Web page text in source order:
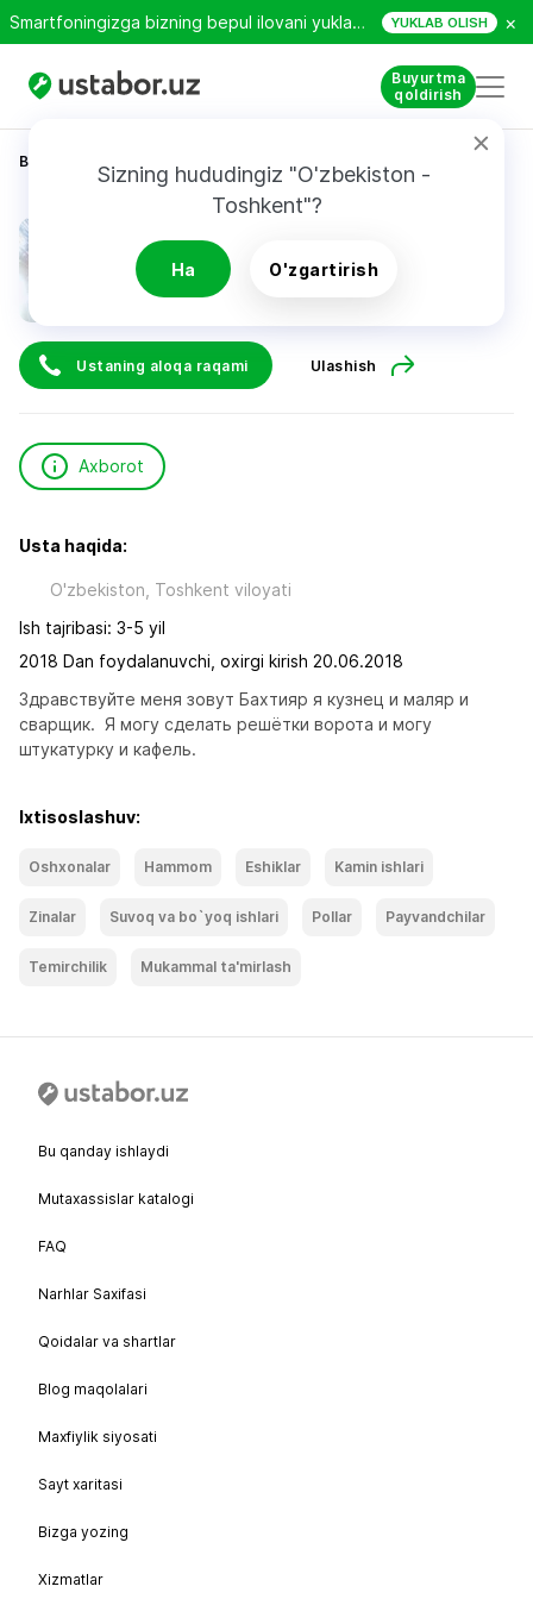
Smartfoningizga bizning bepul ilovani yuklab oling! YUKLAB OLISH ×
Buyurtma
qoldirish
Sizning hududingiz "O'zbekiston -
Toshkent"?
Ha O'zgartirish
Bosh sahifa
Ustaning aloqa raqami Ulashish
Axborot
Usta haqida:
O'zbekiston, Toshkent viloyati
Ish tajribasi: 3-5 yil
2018 Dan foydalanuvchi, oxirgi kirish 20.06.2018
Здравствуйте меня зовут Бахтияр я кузнец и маляр и
сварщик.  Я могу сделать решётки ворота и могу
штукатурку и кафель.
Ixtisoslashuv:
Oshxonalar Hammom Eshiklar Kamin ishlari
Zinalar Suvoq va bo`yoq ishlari Pollar Payvandchilar
Temirchilik Mukammal ta'mirlash
Bu qanday ishlaydi
Mutaxassislar katalogi
FAQ
Narhlar Saxifasi
Qoidalar va shartlar
Blog maqolalari
Maxfiylik siyosati
Sayt xaritasi
Bizga yozing
Xizmatlar